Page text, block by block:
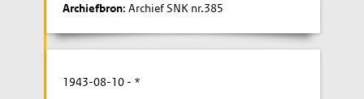
Archiefbron: Archief SNK nr.385
1943-08-10 - *